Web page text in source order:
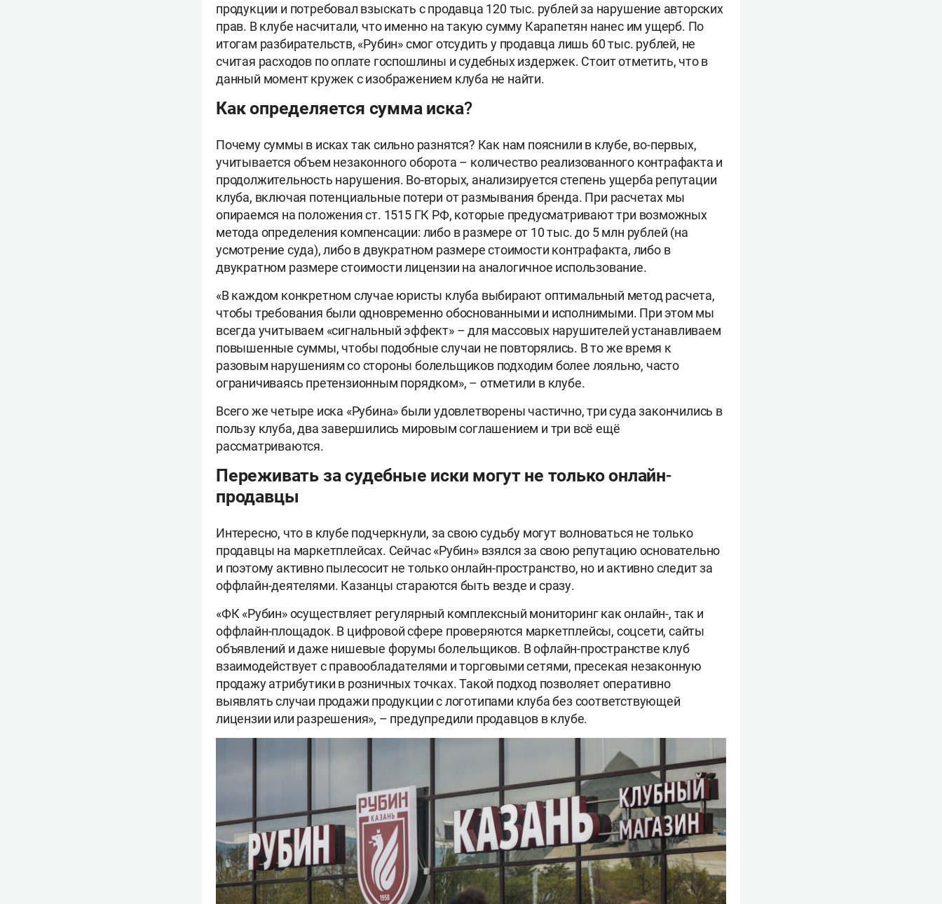
продукции и потребовал взыскать с продавца 120 тыс. рублей за нарушение авторских
прав. В клубе насчитали, что именно на такую сумму Карапетян нанес им ущерб. По
итогам разбирательств, «Рубин» смог отсудить у продавца лишь 60 тыс. рублей, не
считая расходов по оплате госпошлины и судебных издержек. Стоит отметить, что в
данный момент кружек с изображением клуба не найти.
Как определяется сумма иска?
Почему суммы в исках так сильно разнятся? Как нам пояснили в клубе, во-первых,
учитывается объем незаконного оборота – количество реализованного контрафакта и
продолжительность нарушения. Во-вторых, анализируется степень ущерба репутации
клуба, включая потенциальные потери от размывания бренда. При расчетах мы
опираемся на положения ст. 1515 ГК РФ, которые предусматривают три возможных
метода определения компенсации: либо в размере от 10 тыс. до 5 млн рублей (на
усмотрение суда), либо в двукратном размере стоимости контрафакта, либо в
двукратном размере стоимости лицензии на аналогичное использование.
«В каждом конкретном случае юристы клуба выбирают оптимальный метод расчета,
чтобы требования были одновременно обоснованными и исполнимыми. При этом мы
всегда учитываем «сигнальный эффект» – для массовых нарушителей устанавливаем
повышенные суммы, чтобы подобные случаи не повторялись. В то же время к
разовым нарушениям со стороны болельщиков подходим более лояльно, часто
ограничиваясь претензионным порядком», – отметили в клубе.
Всего же четыре иска «Рубина» были удовлетворены частично, три суда закончились в
пользу клуба, два завершились мировым соглашением и три всё ещё
рассматриваются.
Переживать за судебные иски могут не только онлайн-
продавцы
Интересно, что в клубе подчеркнули, за свою судьбу могут волноваться не только
продавцы на маркетплейсах. Сейчас «Рубин» взялся за свою репутацию основательно
и поэтому активно пылесосит не только онлайн-пространство, но и активно следит за
оффлайн-деятелями. Казанцы стараются быть везде и сразу.
«ФК «Рубин» осуществляет регулярный комплексный мониторинг как онлайн-, так и
оффлайн-площадок. В цифровой сфере проверяются маркетплейсы, соцсети, сайты
объявлений и даже нишевые форумы болельщиков. В офлайн-пространстве клуб
взаимодействует с правообладателями и торговыми сетями, пресекая незаконную
продажу атрибутики в розничных точках. Такой подход позволяет оперативно
выявлять случаи продажи продукции с логотипами клуба без соответствующей
лицензии или разрешения», – предупредили продавцов в клубе.